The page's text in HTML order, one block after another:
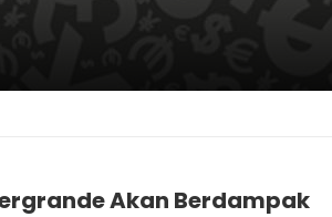
Akan Berdampak